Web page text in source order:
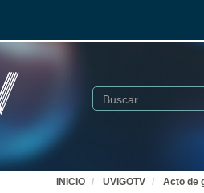
Buscar
INICIO UVIGOTV Acto de